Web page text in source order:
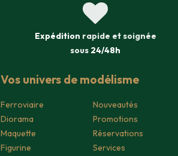
Expédition rapide et soignée
sous 24/48h
Vos univers de modélisme
Ferroviaire
Diorama
Maquette
Figurine
Nouveautés
Promotions
Réservations
Services